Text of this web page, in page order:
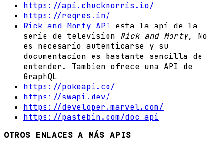
https://api.chucknorris.io/
https://reqres.in/
Rick and Morty API esta la api de la
serie de television Rick and Morty, No
es necesario autenticarse y su
documentacion es bastante sencilla de
entender. Tambien ofrece una API de
GraphQL
https://pokeapi.co/
https://swapi.dev/
https://developer.marvel.com/
https://pastebin.com/doc_api
OTROS ENLACES A MÁS APIS